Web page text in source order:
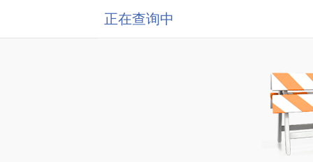
正在查询中